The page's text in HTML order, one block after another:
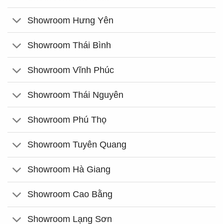
Showroom Hưng Yên
Showroom Thái Bình
Showroom Vĩnh Phúc
Showroom Thái Nguyên
Showroom Phú Thọ
Showroom Tuyên Quang
Showroom Hà Giang
Showroom Cao Bằng
Showroom Lạng Sơn